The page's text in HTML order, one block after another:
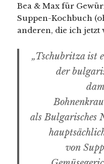
Bea & Max für
Suppen-Kochbuch
anderen, die ich jetzt
„Tschubritza ist
der
als Bulgarisches
von